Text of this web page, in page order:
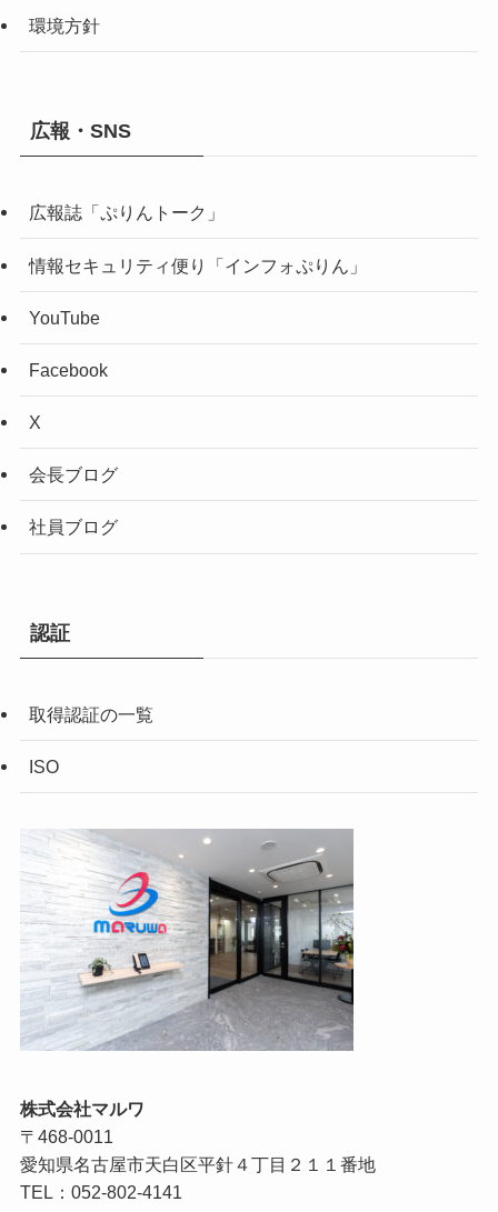
環境方針
広報・SNS
広報誌「ぷりんトーク」
情報セキュリティ便り「インフォぷりん」
YouTube
Facebook
X
会長ブログ
社員ブログ
認証
取得認証の一覧
ISO
株式会社マルワ
〒468-0011
愛知県名古屋市天白区平針４丁目２１１番地
TEL：052-802-4141